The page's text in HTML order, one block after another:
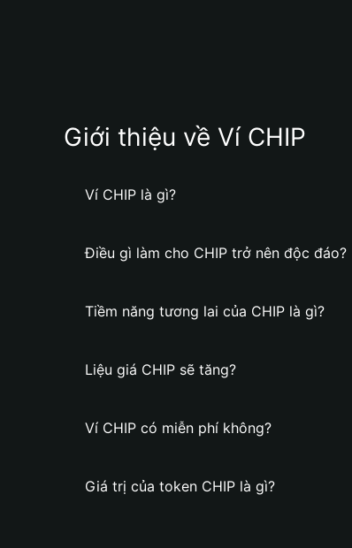
Giới thiệu về Ví CHIP
Ví CHIP là gì?
Điều gì làm cho CHIP trở nên độc đáo?
Tiềm năng tương lai của CHIP là gì?
Liệu giá CHIP sẽ tăng?
Ví CHIP có miễn phí không?
Giá trị của token CHIP là gì?